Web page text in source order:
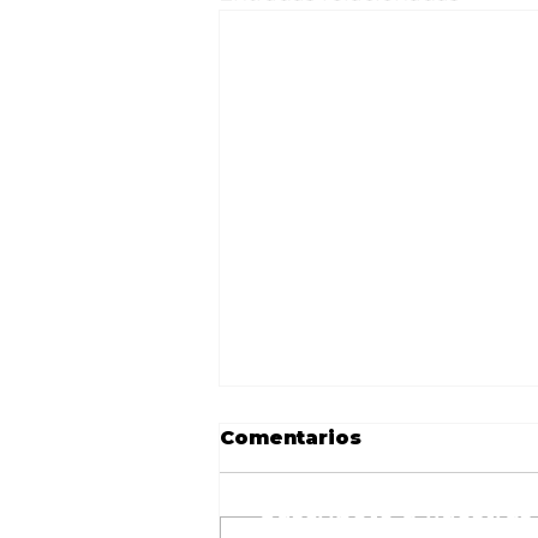
Comentarios
Suscríbete a